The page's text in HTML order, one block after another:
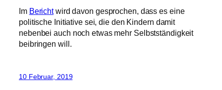
10 Februar, 2019
Gent: Auto-freie Innenstadt